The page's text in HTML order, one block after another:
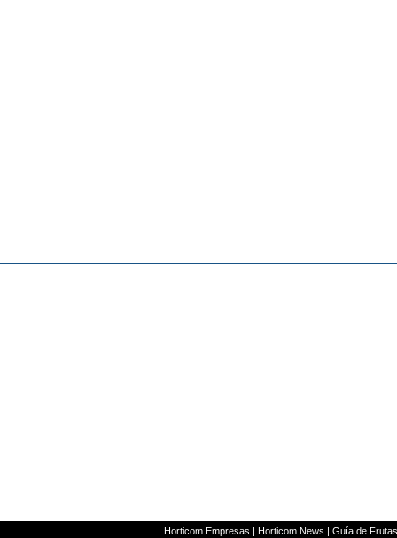
Horticom Empresas | Horticom News | Guía de